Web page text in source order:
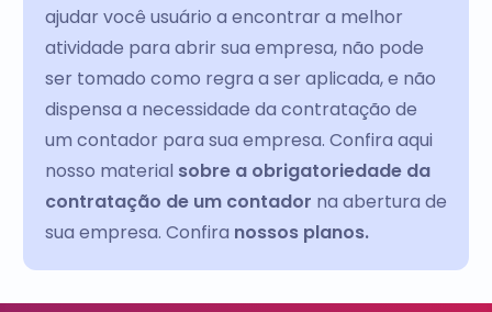
ajudar você usuário a encontrar a melhor
atividade para abrir sua empresa, não pode
ser tomado como regra a ser aplicada, e não
dispensa a necessidade da contratação de
um contador para sua empresa. Confira aqui
nosso material sobre a obrigatoriedade da
contratação de um contador na abertura de
sua empresa. Confira nossos planos.